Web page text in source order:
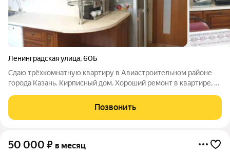
Ленинградская улица,60Б
Сдаю трёхкомнатную квартиру в Авиастроительном районе
города Казань. Кирписный дом. Хороший ремонт в квартире, на
инфрастуктура, в шагоовой доступности станция метро.
Позвонить
50 000 ₽ в месяц